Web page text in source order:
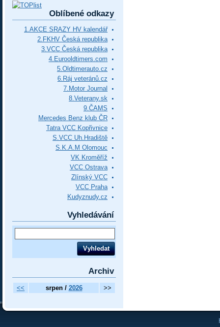
Oblíbené odkazy
1.AKCE SRAZY HV kalendář
2.FKHV Česká republika
3.VCC Česká republika
4.Eurooldtimers.com
5.Oldtimerauto.cz
6.Ráj veteránů.cz
7.Motor Journal
8.Veterany.sk
9.ČAMS
Mercedes Benz klub ČR
Tatra VCC Kopřivnice
S.VCC Uh.Hradiště
S.K.A.M Olomouc
VK Kroměříž
VCC Ostrava
Zlínský VCC
VCC Praha
Kudyznudy.cz
Vyhledávání
Archiv
<< srpen / 2026 >>